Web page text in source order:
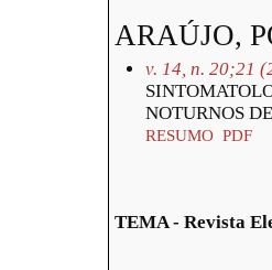
ARAÚJO,
v. 14, n. 20;21
NOTURNOS
RESUMO PDF
TEMA - Revista